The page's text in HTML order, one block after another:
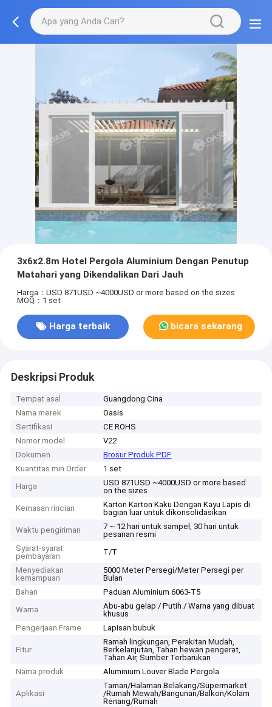
3x6x2.8m Hotel Pergola Aluminium Dengan Penutup
Matahari yang Dikendalikan Dari Jauh
Harga：USD 871USD ~4000USD or more based on the sizes
MOQ：1 set
Harga terbaik bicara sekarang
Deskripsi Produk
Tempat asal
Guangdong Cina
Nama merek
Oasis
Sertifikasi
CE ROHS
Nomor model
V22
Dokumen
Brosur Produk PDF
Kuantitas min Order
1 set
Harga
USD 871USD ~4000USD or more based
on the sizes
Kemasan rincian
Karton Karton Kaku Dengan Kayu Lapis di
bagian luar untuk dikonsolidasikan
Waktu pengiriman
7 ~ 12 hari untuk sampel, 30 hari untuk
pesanan resmi
Syarat-syarat
pembayaran
T/T
Menyediakan
kemampuan
5000 Meter Persegi/Meter Persegi per
Bulan
Bahan
Paduan Aluminium 6063-T5
Warna
Abu-abu gelap / Putih / Warna yang dibuat
khusus
Pengerjaan Frame
Lapisan bubuk
Fitur
Ramah lingkungan, Perakitan Mudah,
Berkelanjutan, Tahan hewan pengerat,
Tahan Air, Sumber Terbarukan
Nama produk
Aluminium Louver Blade Pergola
Aplikasi
Taman/Halaman Belakang/Supermarket
/Rumah Mewah/Bangunan/Balkon/Kolam
Renang/Rumah